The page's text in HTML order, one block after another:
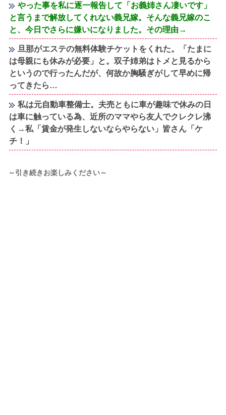
やった事を私に逐一報告して「お義姉さん凄いです」
と言うまで解放してくれない義兄嫁。そんな義兄嫁のこ
と、今日でさらに嫌いになりました。その理由→
旦那がエステの無料体験チケットをくれた。「たまに
は母親にも休みが必要」と。双子姉弟はトメと見るから
というので行ったんだが、何故か胸騒ぎがして早めに帰
ってきたら…
私は元自動車整備士。夫売ともに車が趣味で休みの日
は車に触っている為、近所のママやら友人でクレクレ沸
く→私「賃金が発生しないならやらない」皆さん「ケ
チ！」
～引き続きお楽しみください～